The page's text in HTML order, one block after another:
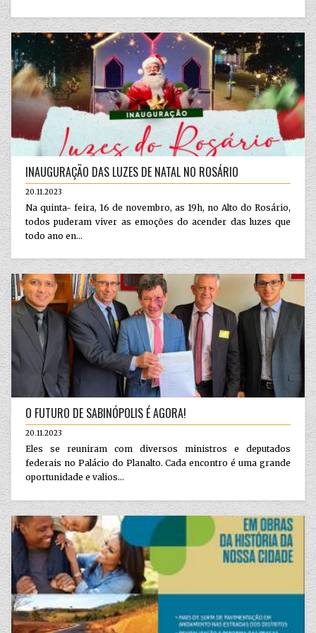
INAUGURAÇÃO DAS LUZES DE NATAL NO ROSÁRIO
20.11.2023
Na quinta- feira, 16 de novembro, as 19h, no Alto do Rosário,
todos puderam viver as emoções do acender das luzes que
todo ano en...
O FUTURO DE SABINÓPOLIS É AGORA!
20.11.2023
Eles se reuniram com diversos ministros e deputados
federais no Palácio do Planalto. Cada encontro é uma grande
oportunidade e valios...